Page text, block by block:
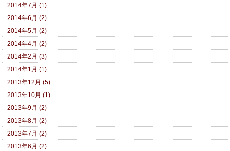
2014年7月 (1)
2014年6月 (2)
2014年5月 (2)
2014年4月 (2)
2014年2月 (3)
2014年1月 (1)
2013年12月 (5)
2013年10月 (1)
2013年9月 (2)
2013年8月 (2)
2013年7月 (2)
2013年6月 (2)